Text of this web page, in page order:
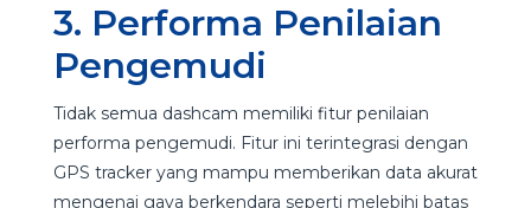
3. Performa Penilaian
Pengemudi
Tidak semua dashcam memiliki fitur penilaian
performa pengemudi. Fitur ini terintegrasi dengan
GPS tracker yang mampu memberikan data akurat
mengenai gaya berkendara seperti melebihi batas